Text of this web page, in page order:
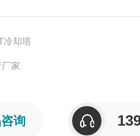
冷却塔
家
询